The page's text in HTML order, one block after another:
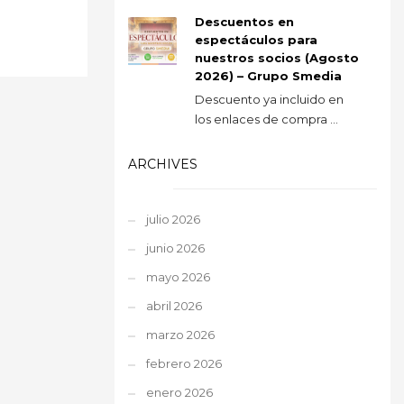
Descuentos en
espectáculos para
nuestros socios (Agosto
2026) – Grupo Smedia
Descuento ya incluido en
los enlaces de compra ...
ARCHIVES
julio 2026
junio 2026
mayo 2026
abril 2026
marzo 2026
febrero 2026
enero 2026